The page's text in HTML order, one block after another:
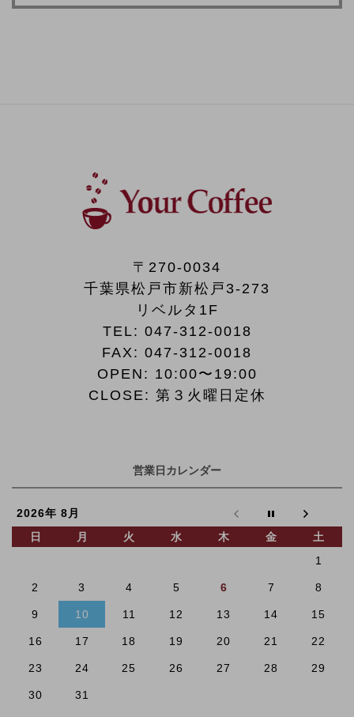
〒270-0034
千葉県松戸市新松戸3-273
リベルタ1F
TEL: 047-312-0018
FAX: 047-312-0018
OPEN: 10:00〜19:00
CLOSE: 第３火曜日定休
営業日カレンダー
2026年 8月
日
月 火 水 木 金
土
1
2 3 4 5 6 7 8
9 10 11 12 13 14 15
16 17 18 19 20 21 22
23 24 25 26 27 28 29
30 31